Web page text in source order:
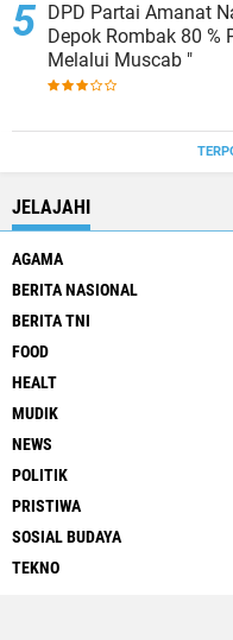
DPD Partai Amanat
Depok Rombak 80 %
Melalui Muscab "
JELAJAHI
AGAMA
BERITA NASIONAL
BERITA TNI
FOOD
HEALT
MUDIK
NEWS
POLITIK
PRISTIWA
SOSIAL BUDAYA
TEKNO